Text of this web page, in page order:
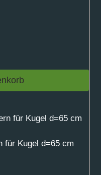
für Kugel d=65 cm